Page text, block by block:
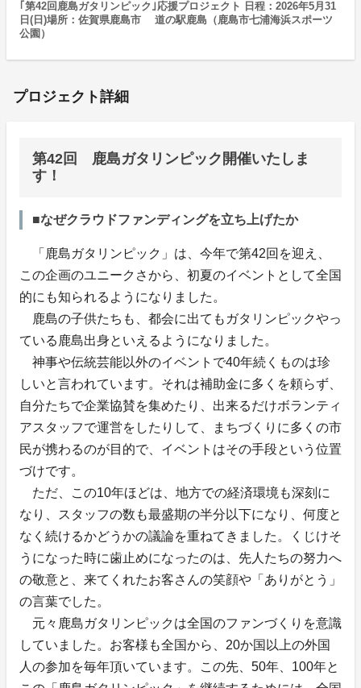
｢第42回鹿島ガタリンピック｣応援プロジェクト 日程：2026年5月31
日(日)場所：佐賀県鹿島市 道の駅鹿島（鹿島市七浦海浜スポーツ
公園）
プロジェクト詳細
第42回 鹿島ガタリンピック開催いたしま
す！
■なぜクラウドファンディングを立ち上げたか
「鹿島ガタリンピック」は、今年で第42回を迎え、
この企画のユニークさから、初夏のイベントとして全国
的にも知られるようになりました。
鹿島の子供たちも、都会に出てもガタリンピックやっ
ている鹿島出身といえるようになりました。
神事や伝統芸能以外のイベントで40年続くものは珍
しいと言われています。それは補助金に多くを頼らず、
自分たちで企業協賛を集めたり、出来るだけボランティ
アスタッフで運営をしたりして、まちづくりに多くの市
民が携わるのが目的で、イベントはその手段という位置
づけです。
ただ、この10年ほどは、地方での経済環境も深刻に
なり、スタッフの数も最盛期の半分以下になり、何度と
なく続けるかどうかの議論を重ねてきました。くじけそ
うになった時に歯止めになったのは、先人たちの努力へ
の敬意と、来てくれたお客さんの笑顔や「ありがとう」
の言葉でした。
元々鹿島ガタリンピックは全国のファンづくりを意識
していました。お客様も全国から、20か国以上の外国
人の参加を毎年頂いています。この先、50年、100年と